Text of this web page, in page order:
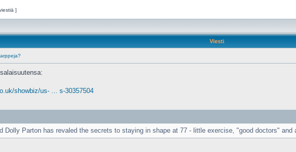
]
Viesti
showbiz/us- ... s-30357504
Dolly Parton has revaled the secrets to staying in shape at 77 - little exercise, "good doctors"